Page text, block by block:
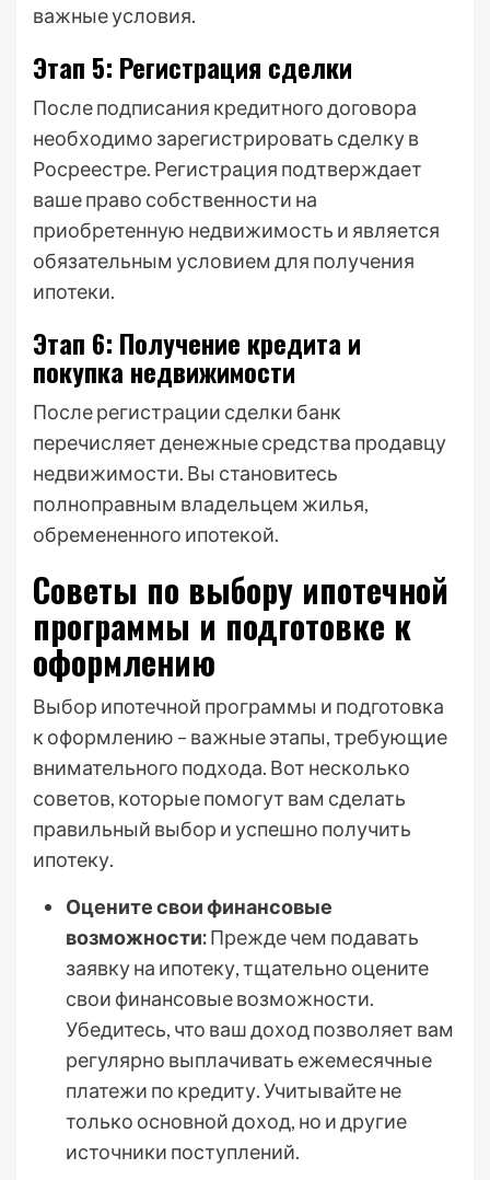
важные условия.
Этап 5: Регистрация сделки
После подписания кредитного договора
необходимо зарегистрировать сделку в
Росреестре. Регистрация подтверждает
ваше право собственности на
приобретенную недвижимость и является
обязательным условием для получения
ипотеки.
Этап 6: Получение кредита и
покупка недвижимости
После регистрации сделки банк
перечисляет денежные средства продавцу
недвижимости. Вы становитесь
полноправным владельцем жилья,
обремененного ипотекой.
Советы по выбору ипотечной
программы и подготовке к
оформлению
Выбор ипотечной программы и подготовка
к оформлению – важные этапы, требующие
внимательного подхода. Вот несколько
советов, которые помогут вам сделать
правильный выбор и успешно получить
ипотеку.
Оцените свои финансовые
возможности:Прежде чем подавать
заявку на ипотеку, тщательно оцените
свои финансовые возможности.
Убедитесь, что ваш доход позволяет вам
регулярно выплачивать ежемесячные
платежи по кредиту. Учитывайте не
только основной доход, но и другие
источники поступлений.